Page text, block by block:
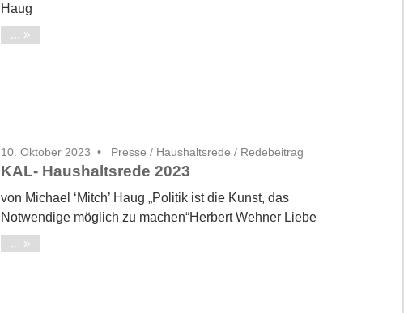
Haug
...
10. Oktober 2023 Presse / Haushaltsrede / Redebeitrag
KAL- Haushaltsrede 2023
von Michael ‘Mitch’ Haug „Politik ist die Kunst, das
Notwendige möglich zu machen“Herbert Wehner Liebe
...